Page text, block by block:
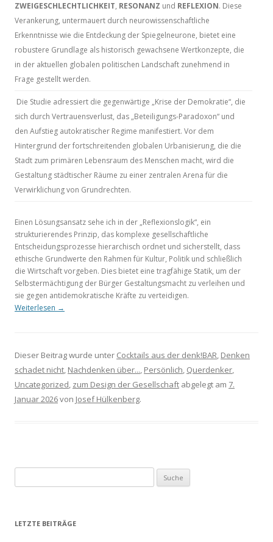
ZWEIGESCHLECHTLICHKEIT, RESONANZ und REFLEXION. Diese
Verankerung, untermauert durch neurowissenschaftliche
Erkenntnisse wie die Entdeckung der Spiegelneurone, bietet eine
robustere Grundlage als historisch gewachsene Wertkonzepte, die
in der aktuellen globalen politischen Landschaft zunehmend in
Frage gestellt werden.
Die Studie adressiert die gegenwärtige „Krise der Demokratie“, die
sich durch Vertrauensverlust, das „Beteiligungs-Paradoxon“ und
den Aufstieg autokratischer Regime manifestiert. Vor dem
Hintergrund der fortschreitenden globalen Urbanisierung, die die
Stadt zum primären Lebensraum des Menschen macht, wird die
Gestaltung städtischer Räume zu einer zentralen Arena für die
Verwirklichung von Grundrechten.
Einen Lösungsansatz sehe ich in der „Reflexionslogik“, ein
strukturierendes Prinzip, das komplexe gesellschaftliche
Entscheidungsprozesse hierarchisch ordnet und sicherstellt, dass
ethische Grundwerte den Rahmen für Kultur, Politik und schließlich
die Wirtschaft vorgeben. Dies bietet eine tragfähige Statik, um der
Selbstermächtigung der Bürger Gestaltungsmacht zu verleihen und
sie gegen antidemokratische Kräfte zu verteidigen.
Weiterlesen →
Dieser Beitrag wurde unter Cocktails aus der denk!BAR, Denken
schadet nicht, Nachdenken über..., Persönlich, Querdenker,
Uncategorized, zum Design der Gesellschaft abgelegt am 7.
Januar 2026von Josef Hülkenberg.
u
h
LETZTE BEITRÄGE